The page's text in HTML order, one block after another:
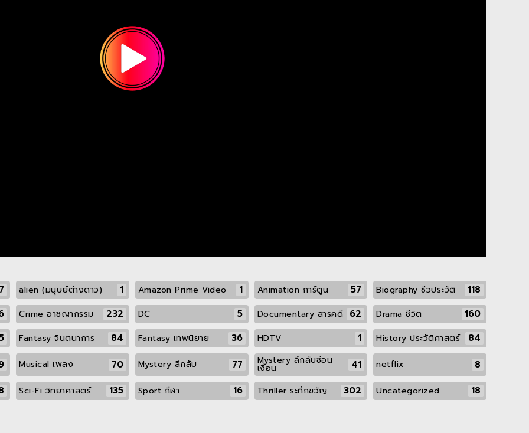
alien (มนุษย์ต่างดาว) 1 Amazon Prime Video 1 Animation การ์ตูน 57 Biography ชีวประวัติ
118
Crime อาชญากรรม 232 DC 5 Documentary สารคดี 62 Drama ชีวิต
160
Fantasy จินตนาการ 84 Fantasy เทพนิยาย 36 HDTV 1 History ประวัติศาสตร์ 84
Musical เพลง 70 Mystery ลึกลับ 77 Mystery ลึกลับซ่อน
เงื่อน 41 netflix 8
Sci-Fi วิทยาศาสตร์ 135 Sport กีฬา 16 Thriller ระทึกขวัญ 302 Uncategorized 18